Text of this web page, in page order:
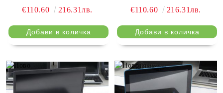
€110.60
216.31лв.
€110.60
216.31лв.